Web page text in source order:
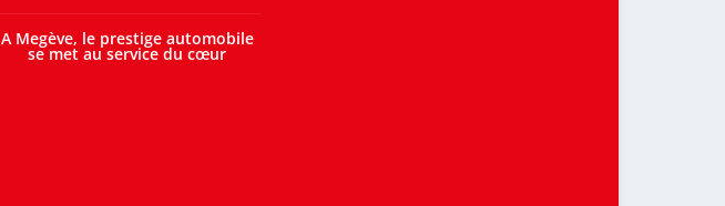
A Megève, le prestige automobile
se met au service du cœur